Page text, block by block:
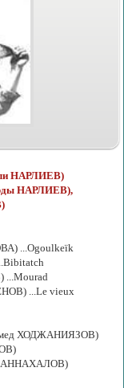
НАРЛИЕВ)
НАРЛИЕВ),
...Ogoulkeïk
...Mourad
...Le vieux
ХОДЖАНИЯЗОВ)
АННАХАЛОВ)